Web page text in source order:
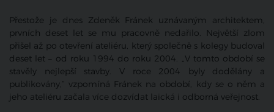
Přestože je dnes Zdeněk Fránek uznávaným architektem,
prvních deset let se mu pracovně nedařilo. Největší zlom
přišel až po otevření ateliéru, který společně s kolegy budoval
deset let – od roku 1994 do roku 2004. „V tomto období se
stavěly nejlepší stavby. V roce 2004 byly dodělány a
publikovány,“ vzpomíná Fránek na období, kdy se o něm a
jeho ateliéru začala více dozvídat laická i odborná veřejnost.